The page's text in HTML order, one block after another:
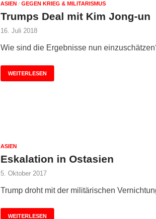
ASIEN / GEGEN KRIEG & MILITARISMUS
Trumps Deal mit Kim Jong-un
16. Juli 2018
Wie sind die Ergebnisse nun
WEITERLESEN
ASIEN
Eskalation in Ostasien
5. Oktober 2017
Trump droht mit der militärischen
WEITERLESEN